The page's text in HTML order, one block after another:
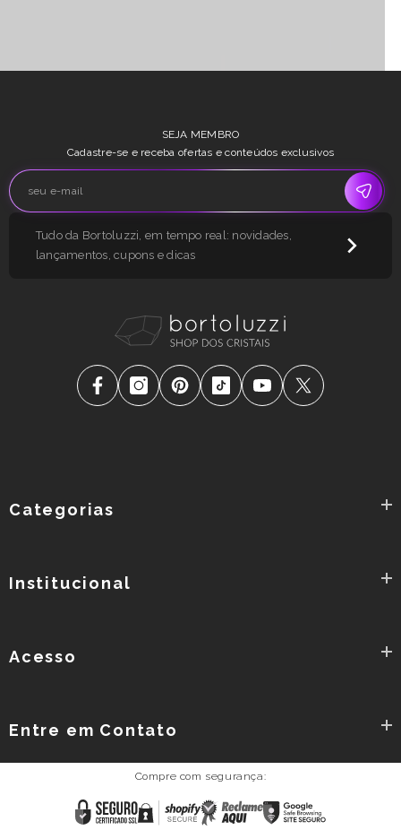
SEJA MEMBRO
Cadastre-se e receba ofertas e conteúdos exclusivos
Tudo da Bortoluzzi, em tempo real: novidades,
lançamentos, cupons e dicas
Categorias
Institucional
Acesso
Entre em Contato
Compre com segurança:
Certificado
SSL
Shopify
Secure
Reclame
AQUI
Safe